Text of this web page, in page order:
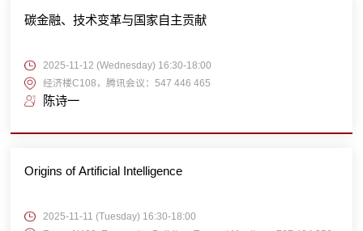
碳金融、技术变革与国家自主贡献
2025-11-12 (Wednesday) 16:30-18:00
经济楼C108，腾讯会议：547 446 465
陈诗一
Origins of Artificial Intelligence
2025-11-11 (Tuesday) 16:30-18:00